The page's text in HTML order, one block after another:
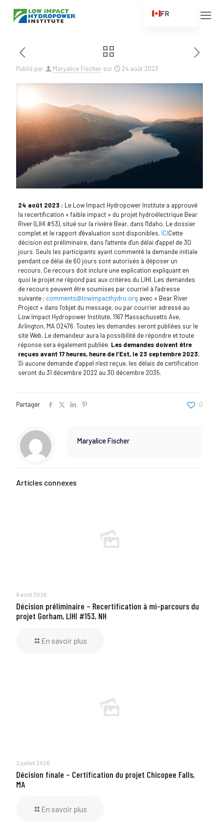
Publié par Maryalice Fischer sur 24 août 2023
24 août 2023 : Le Low Impact Hydropower Institute a approuvé
la recertification « faible impact » du projet hydroélectrique Bear
River (LIHI #53), situé sur la rivière Bear, dans l'Idaho. Le dossier
complet et le rapport d'évaluation sont disponibles. ICICette
décision est préliminaire, dans l'attente d'un délai d'appel de 30
jours. Seuls les participants ayant commenté la demande initiale
pendant ce délai de 60 jours sont autorisés à déposer un
recours. Ce recours doit inclure une explication expliquant en
quoi le projet ne répond pas aux critères du LIHI. Les demandes
de recours peuvent être soumises par courriel à l'adresse
suivante : comments@lowimpacthydro.org avec « Bear River
Project » dans l’objet du message, ou par courrier adressé au
Low Impact Hydropower Institute, 1167 Massachusetts Ave,
Arlington, MA 02476. Toutes les demandes seront publiées sur le
site Web. Le demandeur aura la possibilité de répondre et toute
réponse sera également publiée. Les demandes doivent être
reçues avant 17 heures, heure de l’Est, le 23 septembre 2023.
Si aucune demande d’appel n’est reçue, les délais de certification
seront du 31 décembre 2022 au 30 décembre 2035.
Partager 0
Maryalice Fischer
Articles connexes
6 août 2026
Décision préliminaire – Recertification à mi-parcours du
projet Gorham, LIHI #153, NH
En savoir plus
2 juillet 2026
Décision finale – Certification du projet Chicopee Falls,
MA
En savoir plus
FR